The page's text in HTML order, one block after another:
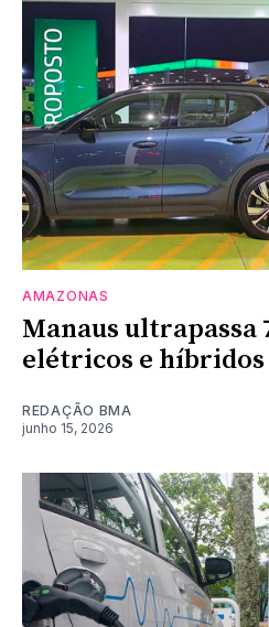
AMAZONAS
Manaus ultrapassa
elétricos e
REDAÇÃO BMA
junho 15, 2026